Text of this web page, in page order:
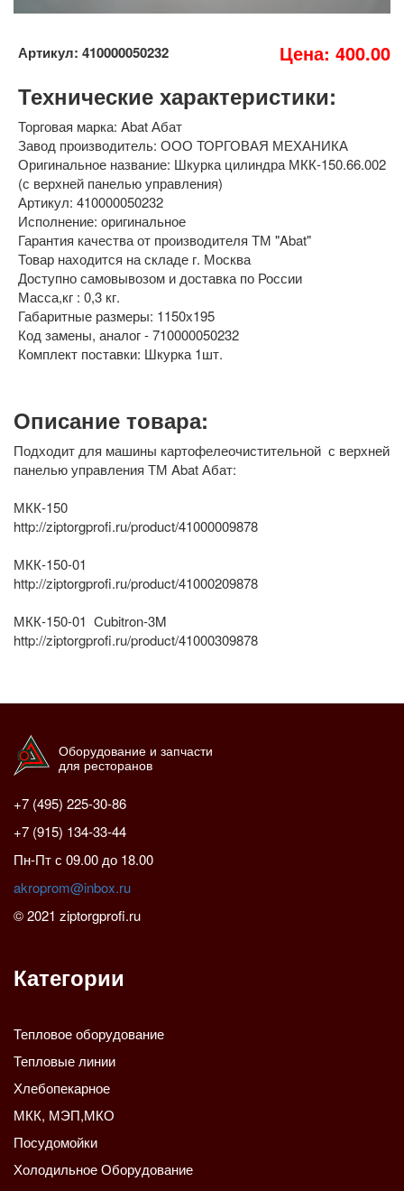
Артикул: 410000050232 Цена: 400.00
Технические характеристики:
Торговая марка: Abat Абат
Завод производитель: ООО ТОРГОВАЯ МЕХАНИКА
Оригинальное название: Шкурка цилиндра МКК-150.66.002
(с верхней панелью управления)
Артикул: 410000050232
Исполнение: оригинальное
Гарантия качества от производителя ТМ "Abat"
Товар находится на складе г. Москва
Доступно самовывозом и доставка по России
Масса,кг : 0,3 кг.
Габаритные размеры: 1150х195
Код замены, аналог - 710000050232
Комплект поставки: Шкурка 1шт.
Описание товара:
Подходит для машины картофелеочистительной с верхней
панелью управления ТМ Abat Абат:
МКК-150
http://ziptorgprofi.ru/product/41000009878
МКК-150-01
http://ziptorgprofi.ru/product/41000209878
МКК-150-01 Cubitron-3M
http://ziptorgprofi.ru/product/41000309878
Оборудование и запчасти
для ресторанов
+7 (495) 225-30-86
+7 (915) 134-33-44
Пн-Пт с 09.00 до 18.00
akroprom@inbox.ru
© 2021 ziptorgprofi.ru
Категории
Тепловое оборудование
Тепловые линии
Хлебопекарное
МКК, МЭП,МКО
Посудомойки
Холодильное Оборудование